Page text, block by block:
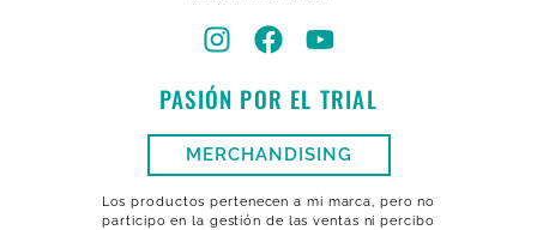
PASIÓN POR EL TRIAL
MERCHANDISING
Los productos pertenecen a mi marca, pero no
participo en la gestión de las ventas ni percibo